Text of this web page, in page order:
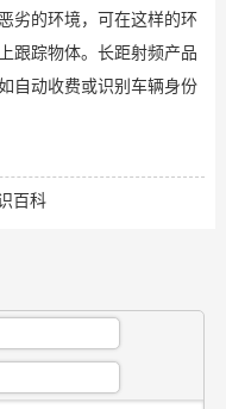
劣的环境，可在这样的环
跟踪物体。长距射频产品
自动收费或识别车辆身份
百科